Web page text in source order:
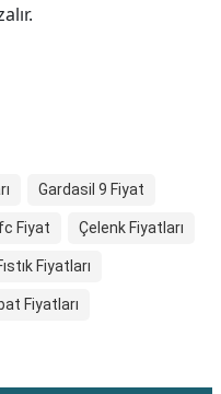
Gardasil 9 Fiyat
Fiyat Çelenk Fiyatları
Fiyatları
Fiyatları